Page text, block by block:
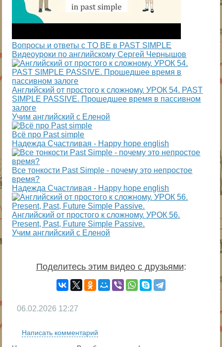
Вопросы и ответы с TO BE в PAST SIMPLE
Видеоуроки по английскому Сергей Чернышов
Английский от простого к сложному. УРОК 54. PAST
SIMPLE PASSIVE. Прошедшее время в пассивном
залоге
Учим английский с Еленой
Всё про Past simple
Надежда Cчастливая - Happy hope english
Все тонкости Past Simple - почему это непростое
время?
Надежда Cчастливая - Happy hope english
Английский от простого к сложному. УРОК 56.
Present, Past, Future Simple Passive.
Учим английский с Еленой
Поделитесь этим видео с друзьями:
06.02.2026 12:27
Написать комментарий